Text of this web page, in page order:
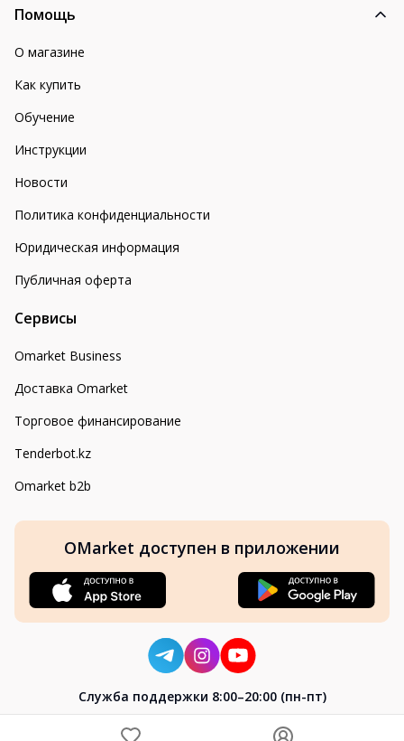
Помощь
О магазине
Как купить
Обучение
Инструкции
Новости
Политика конфиденциальности
Юридическая информация
Публичная оферта
Сервисы
Omarket Business
Доставка Omarket
Торговое финансирование
Tenderbot.kz
Omarket b2b
OMarket доступен в приложении
Cлужба поддержки 8:00–20:00 (пн-пт)